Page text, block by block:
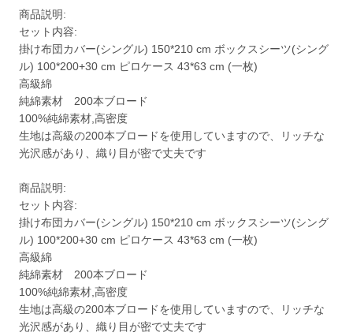
商品説明:
セット内容:
掛け布団カバー(シングル) 150*210 cm ボックスシーツ(シング
ル) 100*200+30 cm ピロケース 43*63 cm (一枚)
高級綿
純綿素材 200本ブロード
100%純綿素材,高密度
生地は高級の200本ブロードを使用していますので、リッチな
光沢感があり、織り目が密で丈夫です
商品説明:
セット内容:
掛け布団カバー(シングル) 150*210 cm ボックスシーツ(シング
ル) 100*200+30 cm ピロケース 43*63 cm (一枚)
高級綿
純綿素材 200本ブロード
100%純綿素材,高密度
生地は高級の200本ブロードを使用していますので、リッチな
光沢感があり、織り目が密で丈夫です